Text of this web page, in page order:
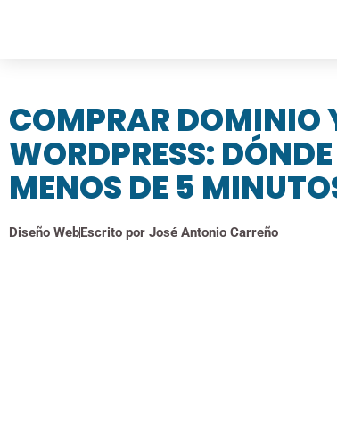
COMPRAR DOMINIO
WORDPRESS:
MENOS DE 5
Diseño WebEscrito por José Antonio Carreño